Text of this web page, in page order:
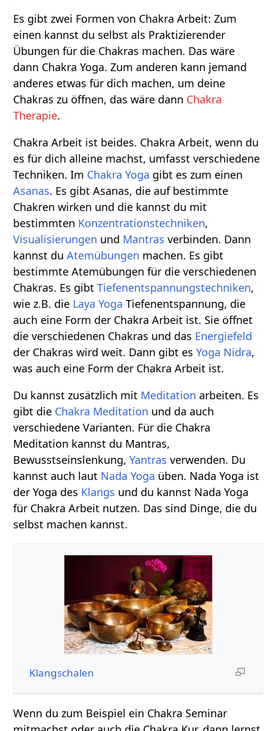
Es gibt zwei Formen von Chakra Arbeit: Zum
einen kannst du selbst als Praktizierender
Übungen für die Chakras machen. Das wäre
dann Chakra Yoga. Zum anderen kann jemand
anderes etwas für dich machen, um deine
Chakras zu öffnen, das wäre dann Chakra
Therapie.
Chakra Arbeit ist beides. Chakra Arbeit, wenn du
es für dich alleine machst, umfasst verschiedene
Techniken. Im Chakra Yoga gibt es zum einen
Asanas. Es gibt Asanas, die auf bestimmte
Chakren wirken und die kannst du mit
bestimmten Konzentrationstechniken,
Visualisierungen und Mantras verbinden. Dann
kannst duAtemübungen machen. Es gibt
bestimmte Atemübungen für die verschiedenen
Chakras. Es gibtTiefenentspannungstechniken,
wie z.B. die Laya Yoga Tiefenentspannung, die
auch eine Form der Chakra Arbeit ist. Sie öffnet
die verschiedenen Chakras und das Energiefeld
der Chakras wird weit. Dann gibt esYoga Nidra,
was auch eine Form der Chakra Arbeit ist.
Du kannst zusätzlich mit Meditation arbeiten. Es
gibt die Chakra Meditation und da auch
verschiedene Varianten. Für die Chakra
Meditation kannst du Mantras,
Bewusstseinslenkung,Yantras verwenden. Du
kannst auch laut Nada Yoga üben. Nada Yoga ist
der Yoga des Klangs und du kannst Nada Yoga
für Chakra Arbeit nutzen. Das sind Dinge, die du
selbst machen kannst.
Klangschalen
Wenn du zum Beispiel ein Chakra Seminar